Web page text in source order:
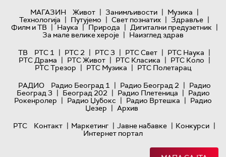
МАГАЗИН
Живот | Занимљивости | Музика |
Технологијa | Путујемо | Свет познатих | Здравље |
Филм и ТВ | Наука | Природа | Дигитални предузетник |
За мале велике хероје | Наизглед здрав
ТВ
РТС 1 | РТС 2 | РТС 3 | РТС Свет | РТС Наука |
РТС Драма | РТС Живот | РТС Класика | РТС Коло |
РТС Трезор | РТС Музика | РТС Полетарац
РАДИО
Радио Београд 1 | Радио Београд 2 | Радио
Београд 3 | Београд 202 | Радио Плетеница | Радио
Рокенролер | Радио Џубокс | Радио Вртешка | Радио
Џезер | Архив
РТС
Контакт | Маркетинг | Јавне набавке | Конкурси |
Интернет портал